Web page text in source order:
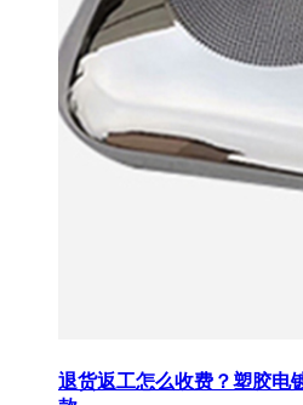
退货返工怎么收费？塑胶电